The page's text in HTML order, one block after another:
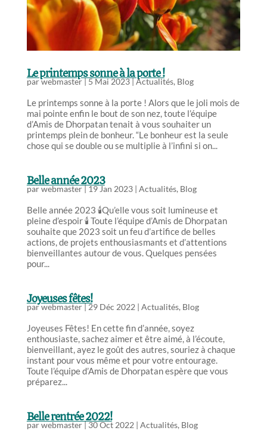
Le printemps sonne à la porte !
parwebmaster| 5 Mai 2023| Actualités, Blog
Le printemps sonne à la porte ! Alors que le joli mois de
mai pointe enfin le bout de son nez, toute l’équipe
d’Amis de Dhorpatan tenait à vous souhaiter un
printemps plein de bonheur. “Le bonheur est la seule
chose qui se double ou se multiplie à l’infini si on...
Belle année 2023
parwebmaster| 19 Jan 2023| Actualités, Blog
Belle année 2023 🕯️Qu’elle vous soit lumineuse et
pleine d’espoir 🕯️ Toute l’équipe d’Amis de Dhorpatan
souhaite que 2023 soit un feu d’artifice de belles
actions, de projets enthousiasmants et d’attentions
bienveillantes autour de vous. Quelques pensées
pour...
Joyeuses fêtes!
parwebmaster| 29 Déc 2022| Actualités, Blog
Joyeuses Fêtes! En cette fin d’année, soyez
enthousiaste, sachez aimer et être aimé, à l’écoute,
bienveillant, ayez le goût des autres, souriez à chaque
instant pour vous même et pour votre entourage.
Toute l’équipe d’Amis de Dhorpatan espère que vous
préparez...
Belle rentrée 2022!
parwebmaster| 30 Oct 2022| Actualités, Blog